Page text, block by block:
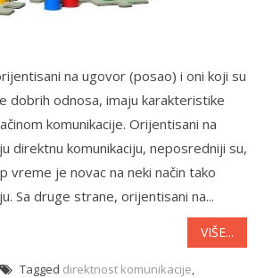
na ugovor (posao) i oni koji su
dobrih odnosa, imaju karakteristike
komunikacije. Orijentisani na
direktnu komunikaciju, neposredniji su,
vreme je novac na neki način tako
Sa druge strane, orijentisani na...
VIŠE...
Tagged direktnost komunikacije,